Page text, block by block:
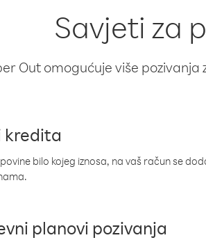
Savjeti za
Out omogućuje više
kredita
bilo kojeg iznosa, na vaš račun se
planovi pozivanja